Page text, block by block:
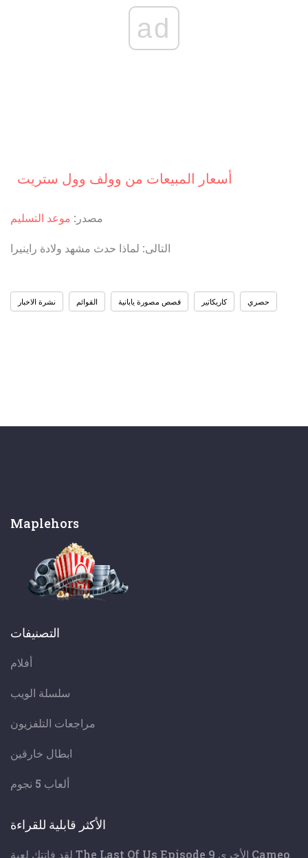
ad
أسعار المبيعات من وولف وول ستريت
مصدر: موعد التسليم
التالى: لماذا حدث مشهد ولادة راينيرا
نشرة الاخبار القوائم قصص مصورة يابانية كاريكاتير حصري
Maplehors
التصنيفات
أفلام
سلسلة الويب
مراجعات التلفزيون
ابطال خارقين
ألعاب 5 نجوم
الأكثر قابلية للقراءة
لقد فاتتك لعبة The Last Of Us Episode 9 الأخرى Cameo